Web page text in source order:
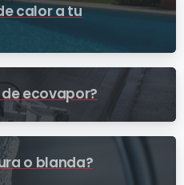
calor a tu
ecovapor?
o blanda?